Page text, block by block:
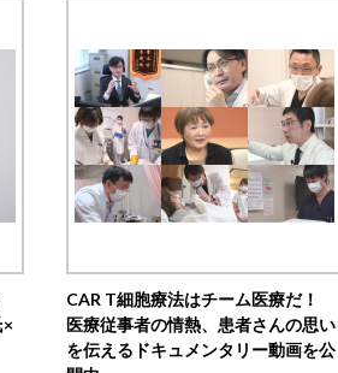
×
CAR T細胞療法はチーム医療だ！
医療従事者の情熱、患者さんの思い
を伝えるドキュメンタリー動画を公